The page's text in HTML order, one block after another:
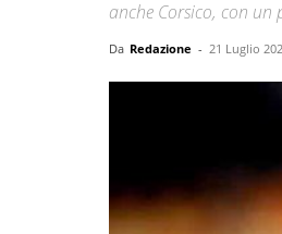
anche Corsico, con
Da Redazione - 21 Luglio